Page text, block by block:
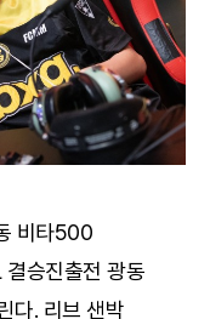
비타500
승진출전 광동
다. 리브 샌박